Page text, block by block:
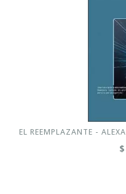
EL REEMPLAZANTE -